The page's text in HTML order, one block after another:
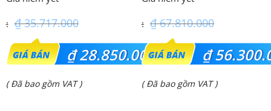
₫35.717.000
Giá
gốc
là:
₫28.850.000
Giá
( Đã bao gồm VAT )
– 3 Pha
₫67.810.000
Giá
gốc
là:
₫
Giá
( Đã bao gồm VAT )